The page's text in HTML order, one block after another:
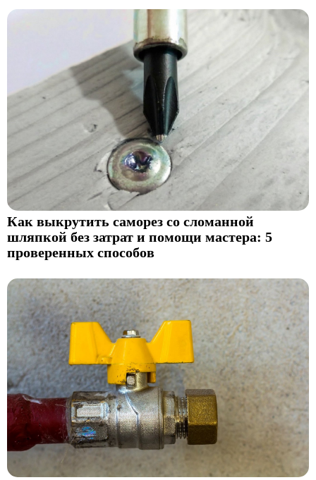
Как выкрутить саморез со сломанной
шляпкой без затрат и помощи мастера: 5
проверенных способов